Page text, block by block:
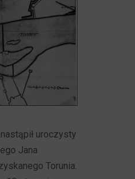
uroczysty
Jana
Torunia.